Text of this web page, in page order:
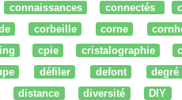
connaissances connectés
corbeille corne
cpie cristalographie
défiler defont degré
distance diversité DIY